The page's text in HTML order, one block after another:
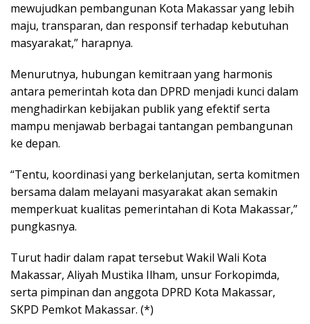
mewujudkan pembangunan Kota Makassar yang lebih
maju, transparan, dan responsif terhadap kebutuhan
masyarakat,” harapnya.
Menurutnya, hubungan kemitraan yang harmonis
antara pemerintah kota dan DPRD menjadi kunci dalam
menghadirkan kebijakan publik yang efektif serta
mampu menjawab berbagai tantangan pembangunan
ke depan.
“Tentu, koordinasi yang berkelanjutan, serta komitmen
bersama dalam melayani masyarakat akan semakin
memperkuat kualitas pemerintahan di Kota Makassar,”
pungkasnya.
Turut hadir dalam rapat tersebut Wakil Wali Kota
Makassar, Aliyah Mustika Ilham, unsur Forkopimda,
serta pimpinan dan anggota DPRD Kota Makassar,
SKPD Pemkot Makassar. (*)